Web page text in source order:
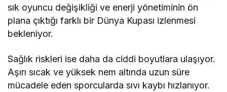
sık oyuncu değişikliği ve enerji yönetiminin ön
plana çıktığı farklı bir Dünya Kupası izlenmesi
bekleniyor.
Sağlık riskleri ise daha da ciddi boyutlara ulaşıyor.
Aşırı sıcak ve yüksek nem altında uzun süre
mücadele eden sporcularda sıvı kaybı hızlanıyor.